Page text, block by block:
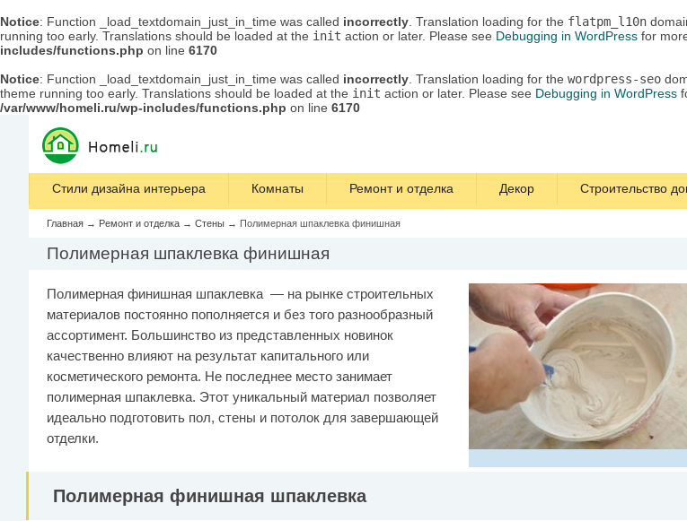
Notice: Function _load_textdomain_just_in_time was called incorrectly . Translation loading for the flatpm_l10n
running too early. Translations should be loaded at the init action or later. Please see Debugging in WordPress for
includes/functions.php on line 6170
Notice: Function _load_textdomain_just_in_time was called incorrectly . Translation loading for the wordpress-seo
theme running too early. Translations should be loaded at the init action or later. Please see Debugging in WordPress
/var/www/homeli.ru/wp-includes/functions.php on line 6170
Стили дизайна интерьера Комнаты Ремонт и отделка Декор Строительство
Главная → Ремонт и отделка → Стены → Полимерная шпаклевка финишная
Полимерная шпаклевка финишная
Полимерная финишная шпаклевка — на рынке строительных
материалов постоянно пополняется и без того разнообразный
ассортимент. Большинство из представленных новинок
качественно влияют на результат капитального или
косметического ремонта. Не последнее место занимает
полимерная шпаклевка. Этот уникальный материал позволяет
идеально подготовить пол, стены и потолок для завершающей
отделки.
Полимерная финишная шпаклевка